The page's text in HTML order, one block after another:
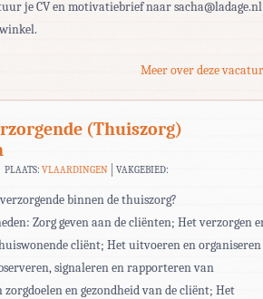
je CV en motivatiebrief naar
Meer over deze
(Thuiszorg)
PLAATS: VLAARDINGEN VAKGEBIED:
binnen de thuiszorg?
Zorg geven aan de cliënten; Het verzorgen
cliënt; Het uitvoeren en organiseren
signaleren en rapporteren van
en gezondheid van de cliënt; Het